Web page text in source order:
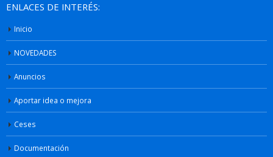
ENLACES DE INTERÉS:
Inicio
NOVEDADES
Anuncios
Aportar idea o mejora
Ceses
Documentación